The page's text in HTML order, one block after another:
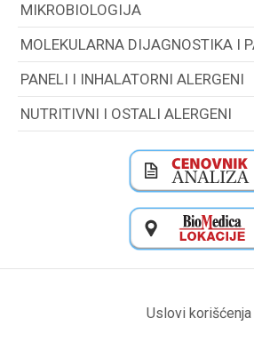
MIKROBIOLOGIJA
MOLEKULARNA DIJAGNOSTIKA I
PANELI I INHALATORNI ALERGENI
NUTRITIVNI I OSTALI ALERGENI
Uslovi korišćenja